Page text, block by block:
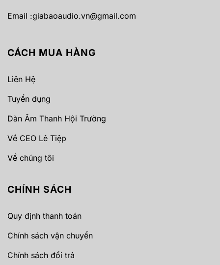
Email :giabaoaudio.vn@gmail.com
CÁCH MUA HÀNG
Liên Hệ
Tuyển dụng
Dàn Âm Thanh Hội Trường
Về CEO Lê Tiệp
Về chúng tôi
CHÍNH SÁCH
Quy định thanh toán
Chính sách vận chuyển
Chính sách đổi trả